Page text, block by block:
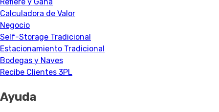
Calculadora de Valor
Negocio
Self-Storage Tradicional
Estacionamiento Tradicional
Bodegas y Naves
Recibe Clientes 3PL
Ayuda